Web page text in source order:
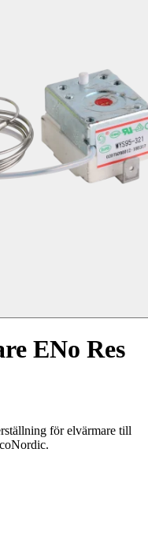
ENo Res
för elvärmare till